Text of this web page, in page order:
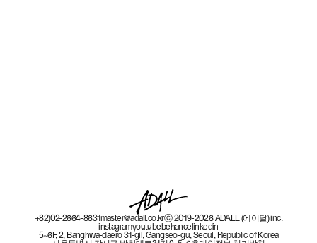
+82)02-2664-8631master@adall.co.krⓒ 2019-2026 ADALL (에이달) inc.
instagramyoutubebehancelinkedin
5~6F, 2, Banghwa-daero 31-gil, Gangseo-gu, Seoul, Republic of Korea